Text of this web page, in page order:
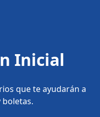
Inicial
que te ayudarán a